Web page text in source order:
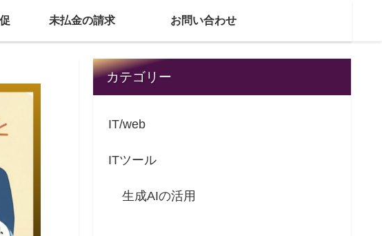
未払金の請求 お問い合わせ
カテゴリー
IT/web
ITツール
生成AIの活用